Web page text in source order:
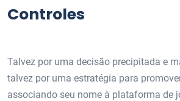
Controles
Talvez por uma decisão precipitada e
talvez por uma estratégia para
associando seu nome à plataforma de